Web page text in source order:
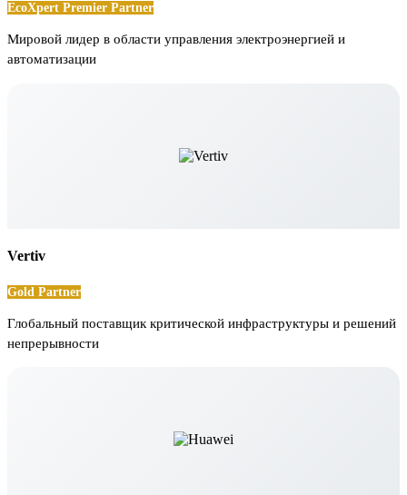
EcoXpert Premier Partner
Мировой лидер в области управления электроэнергией и
автоматизации
Vertiv
Gold Partner
Глобальный поставщик критической инфраструктуры и решений
непрерывности